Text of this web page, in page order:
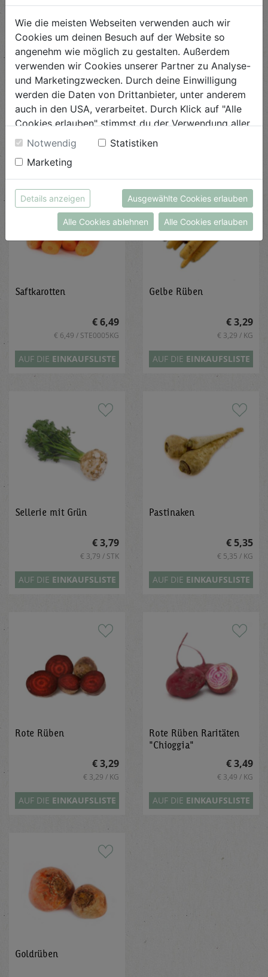
Eissalat
€ 3,15
€ 3,15 / STK
AUF DIE EINKAUFSLISTE
Karotten
€ 2,99
€ 2,99 / KG
Saftkarotten
€ 6,49
€ 6,49 / STE0005KG
AUF DIE EINKAUFSLISTE
Gelbe Rüben
€ 3,29
€ 3,29 / KG
AUF DIE EINKAUFSLISTE
Sellerie mit Grün
€ 3,79
€ 3,79 / STK
AUF DIE EINKAUFSLISTE
Pastinaken
€ 5,35
€ 5,35 / KG
AUF DIE EINKAUFSLISTE
Rote Rüben
€ 3,29
€ 3,29 / KG
AUF DIE EINKAUFSLISTE
Rote Rüben Raritäten
"Chioggia"
€ 3,49
€ 3,49 / KG
AUF DIE EINKAUFSLISTE
Goldrüben
Wie die meisten Webseiten verwenden auch wir
Cookies um deinen Besuch auf der Website so
angenehm wie möglich zu gestalten. Außerdem
verwenden wir Cookies unserer Partner zu Analyse-
und Marketingzwecken. Durch deine Einwilligung
werden die Daten von Drittanbieter, unter anderem
auch in den USA, verarbeitet. Durch Klick auf "Alle
Cookies erlauben" stimmst du der Verwendung aller
Cookies zu. Unter "Details anzeigen" findest du alle
Infos zu den unterschiedlichen Cookies, du kannst
auch entscheiden, welche Cookies du erlauben
möchtest.
Weitere Informationen findest du in unserer
Datenschutzerklärung
bzw. imImpressum
Notwendig
Statistiken
Marketing
Details anzeigen Ausgewählte Cookies erlauben
Alle Cookies ablehnen Alle Cookies erlauben